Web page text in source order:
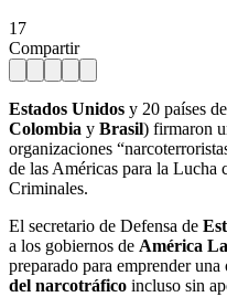
17
Compartir
Estados Unidos y 20 países
Colombia y Brasil) firmaron
organizaciones
de las Américas para la Lucha
Criminales.
El secretario de Defensa de
a los gobiernos de América
preparado para emprender
del narcotráfico incluso sin